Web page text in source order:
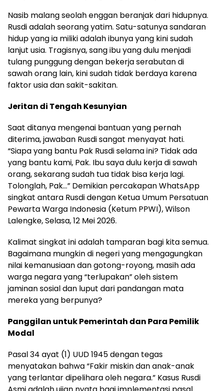
Nasib malang seolah enggan beranjak dari hidupnya.
Rusdi adalah seorang yatim. Satu-satunya sandaran
hidup yang ia miliki adalah ibunya yang kini sudah
lanjut usia. Tragisnya, sang ibu yang dulu menjadi
tulang punggung dengan bekerja serabutan di
sawah orang lain, kini sudah tidak berdaya karena
faktor usia dan sakit-sakitan.
Jeritan di Tengah Kesunyian
Saat ditanya mengenai bantuan yang pernah
diterima, jawaban Rusdi sangat menyayat hati.
“Siapa yang bantu Pak Rusdi selama ini? Tidak ada
yang bantu kami, Pak. Ibu saya dulu kerja di sawah
orang, sekarang sudah tua tidak bisa kerja lagi.
Tolonglah, Pak…” Demikian percakapan WhatsApp
singkat antara Rusdi dengan Ketua Umum Persatuan
Pewarta Warga Indonesia (Ketum PPWI), Wilson
Lalengke, Selasa, 12 Mei 2026.
Kalimat singkat ini adalah tamparan bagi kita semua.
Bagaimana mungkin di negeri yang mengagungkan
nilai kemanusiaan dan gotong-royong, masih ada
warga negara yang “terlupakan” oleh sistem
jaminan sosial dan luput dari pandangan mata
mereka yang berpunya?
Panggilan untuk Pemerintah dan Para Pemilik
Modal
Pasal 34 ayat (1) UUD 1945 dengan tegas
menyatakan bahwa “Fakir miskin dan anak-anak
yang terlantar dipelihara oleh negara.” Kasus Rusdi